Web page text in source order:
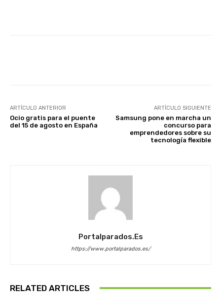
ARTÍCULO ANTERIOR
Ocio gratis para el puente
del 15 de agosto en España
ARTÍCULO SIGUIENTE
Samsung pone en marcha un
concurso para
emprendedores sobre su
tecnología flexible
Portalparados.es
https://www.portalparados.es/
RELATED ARTICLES